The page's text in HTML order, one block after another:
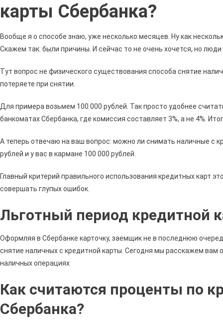
карты Сбербанка?
Вообще я о способе знаю, уже несколько месяцев. Ну как
Скажем так: были причины. И сейчас то не очень хочется, но
Тут вопрос не физического существования способа снятие
потеряете при снятии.
Для примера возьмем 100 000 рублей. Так просто удобнее
банкоматах Сбербанка, где комиссия составляет 3%, а не 4%.
А теперь отвечаю на ваш вопрос: можно ли снимать наличные с
рублей и у вас в кармане 100 000 рублей.
Главный критерий правильного использования кредитных карт
совершать глупых ошибок.
Льготный период кредитной
Оформляя в Сбербанке карточку, заемщик не в последнюю
снятие наличных с кредитной карты. Сегодня мы расскажем вам
наличных операциях
Как считаются проценты по
Сбербанка?